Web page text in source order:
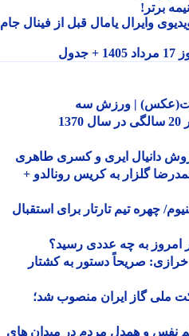
وایرال یامال قبل از فینال جام
| ورزش سه
دانیال ایری و کسری طاهری
گلزار به کریس رونالدو +
تیم تارتار برای استقبال
به چه عددی رسید؟
صریحاً دستور به کشتار
گاز ایران منصوب شد؛
نفس و همدل مردم در میدان های